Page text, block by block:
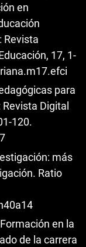
en
Revista
17, 1-
para
Digital
120.
más
Ratio
en la
de la carrera